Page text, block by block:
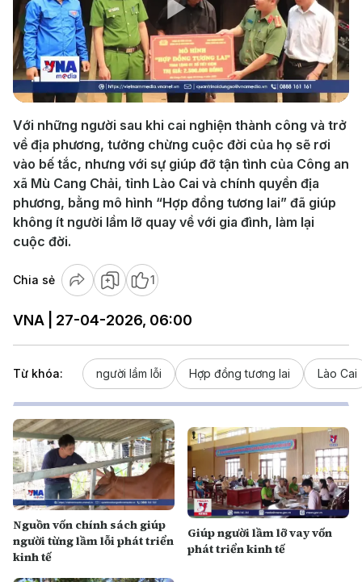
Play
Video
Với những người sau khi cai nghiện thành công và trở
về địa phương, tưởng chừng cuộc đời của họ sẽ rơi
vào bế tắc, nhưng với sự giúp đỡ tận tình của Công an
xã Mù Cang Chải, tỉnh Lào Cai và chính quyền địa
phương, bằng mô hình “Hợp đồng tương lai” đã giúp
không ít người lầm lỡ quay về với gia đình, làm lại
cuộc đời.
Chia sẻ 1
VNA | 27-04-2026, 06:00
Từ khóa: người lầm lỗi Hợp đồng tương lai Lào Cai
Nguồn vốn chính sách giúp
người từng lầm lỗi phát triển
kinh tế
Giúp người lầm lỡ vay vốn
phát triển kinh tế